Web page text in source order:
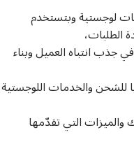
لوجستية وبتستخدم
الطلبات،
انتباه العميل وبناء
التي تقدّمها